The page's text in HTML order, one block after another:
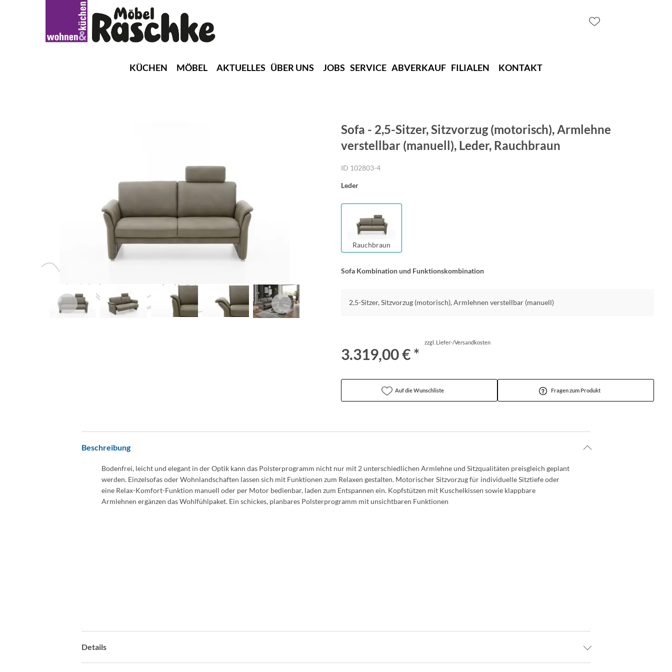
KÜCHEN MÖBEL AKTUELLES ÜBER UNS JOBS SERVICE ABVERKAUF FILIALEN KONTAKT
Sofa - 2,5-Sitzer, Sitzvorzug (motorisch), Armlehne
verstellbar (manuell), Leder, Rauchbraun
ID 102803-4
Leder
Rauchbraun
Sofa Kombination und Funktionskombination
2,5-Sitzer, Sitzvorzug (motorisch), Armlehnen verstellbar (manuell)
3.319,00 € *
zzgl. Liefer-/Versandkosten
Auf die Wunschliste Fragen zum Produkt
Beschreibung
Bodenfrei, leicht und elegant in der Optik kann das Polsterprogramm nicht nur mit 2 unterschiedlichen Armlehne und Sitzqualitäten preisgleich geplant
werden. Einzelsofas oder Wohnlandschaften lassen sich mit Funktionen zum Relaxen gestalten. Motorischer Sitzvorzug für individuelle Sitztiefe oder
eine Relax-Komfort-Funktion manuell oder per Motor bedienbar, laden zum Entspannen ein. Kopfstützen mit Kuschelkissen sowie klappbare
Armlehnen ergänzen das Wohlfühlpaket. Ein schickes, planbares Polsterprogramm mit unsichtbaren Funktionen
Details